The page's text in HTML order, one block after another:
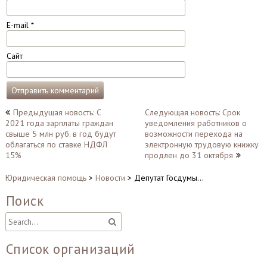
E-mail *
Сайт
Навигация
по
записям
Предыдущая новость: С
2021 года зарплаты граждан
свыше 5 млн руб. в год будут
облагаться по ставке НДФЛ
15%
Следующая новость: Срок
уведомления работников о
возможности перехода на
электронную трудовую книжку
продлен до 31 октября
Юридическая помощь> Новости > Депутат Госдумы…
Поиск
Список организаций